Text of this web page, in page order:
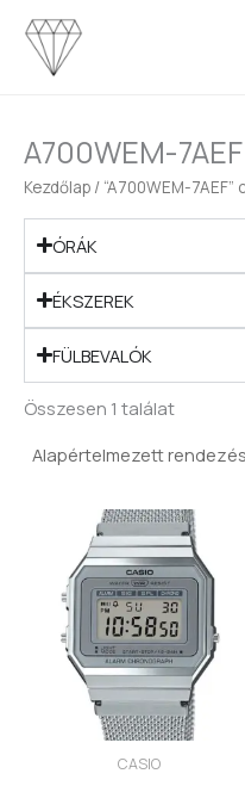
Skip
content
A700WEM-7AEF
Kezdőlap / “A700WEM-
ÓRÁK
ÉKSZEREK
FÜLBEVALÓK
Összesen 1 találat
CASIO